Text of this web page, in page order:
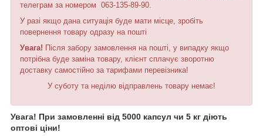
телеграм за номером 063-135-89-90.
У разі якщо дана ситуація буде мати місце, зробіть
повернення товару одразу на пошті
Увага! Після забору замовлення на пошті, у випадку якщо
потрібна буде заміна товару, клієнт сплачує зворотню
доставку самостійно за тарифами перевізника!
У суботу та неділю відправлень товару немає!
Увага! При замовленні від 5000 капсул чи 5 кг діють
оптові ціни!